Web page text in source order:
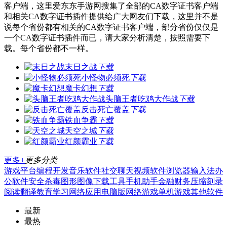
客户端，这里爱东东手游网搜集了全部的CA数字证书客户端
和相关CA数字证书插件提供给广大网友们下载，这里并不是
说每个省份都有相关的CA数字证书客户端，部分省份仅仅是
一个CA数字证书插件而已，请大家分析清楚，按照需要下
载。每个省份都不一样。
末日之战下载
小怪物必须死下载
魔卡幻想 下载
头脑王者吃鸡大作战下载
反击死亡覆盖 下载
铁血争霸 下载
天空之城下载
红颜霸业 下载
更多+更多分类
游戏平台编程开发音乐软件社交聊天视频软件浏览器输入法办
公软件安全杀毒图形图像下载工具手机助手金融财务压缩刻录
阅读翻译教育学习 网络应用 电脑版 网络游戏单机游戏其他软件
最新
最热